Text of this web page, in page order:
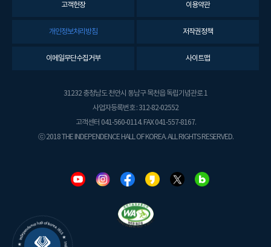
고객헌장 이용약관
개인정보처리방침 저작권정책
이메일무단수집거부 사이트맵
31232 충청남도 천안시 동남구 목천읍 독립기념관로 1
사업자등록번호 : 312-82-02552
고객센터 041-560-0114. FAX 041-557-8167.
ⓒ 2018 THE INDEPENDENCE HALL OF KOREA. ALL RIGHTS RESERVED.